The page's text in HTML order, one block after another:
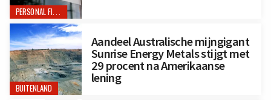
PERSONAL FINANCE
BUITENLAND
Aandeel Australische mijngigant
Sunrise Energy Metals stijgt met
29 procent na Amerikaanse
lening